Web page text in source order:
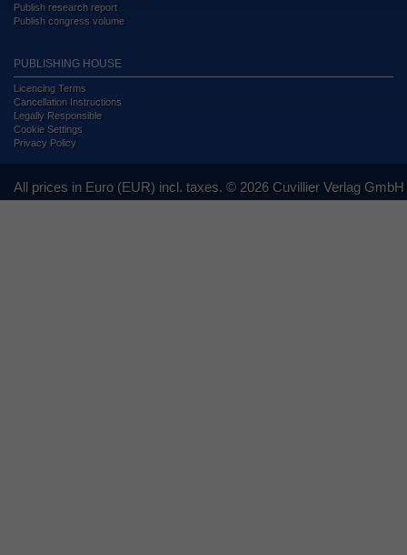
Publish research report
Publish congress volume
PUBLISHING HOUSE
Licencing Terms
Cancellation Instructions
Legally Responsible
Cookie Settings
Privacy Policy
All prices in Euro (EUR) incl. taxes. © 2026 Cuvillier Verlag GmbH